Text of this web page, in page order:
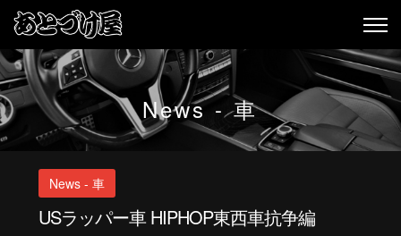
News - 車
News - 車
USラッパー車 HIPHOP東西車抗争編